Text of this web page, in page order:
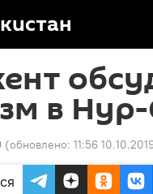
в
(обновлено: 11:56